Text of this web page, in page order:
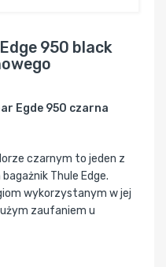
950 black
Egde 950 czarna
czarnym to jeden z
Thule Edge.
wykorzystanym w jej
zaufaniem u